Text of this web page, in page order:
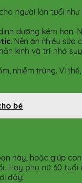
người lớn tuổi như
dưỡng kém
. Nên ăn nhiều sữa
kinh và trí nhớ
nhiễm trùng. Vì
bé
này, hoặc giúp
phụ nữ 60
đây: